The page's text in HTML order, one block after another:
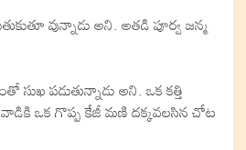
వున్నాడు అని. అతడి పూర్వ జన్మ
పడుతున్నాడు అని. ఒక కత్తి
వాడికి ఒక గొప్ప కేజీ మణి దక్కవలసిన చోట